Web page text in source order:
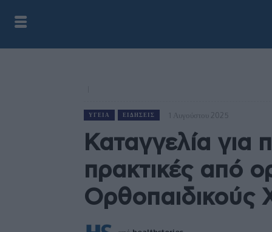
ΥΓΕΊΑ ΕΙΔΉΣΕΙΣ 1 Αυγούστου 2025
Καταγγελία για
πρακτικές από
Ορθοπαιδικούς